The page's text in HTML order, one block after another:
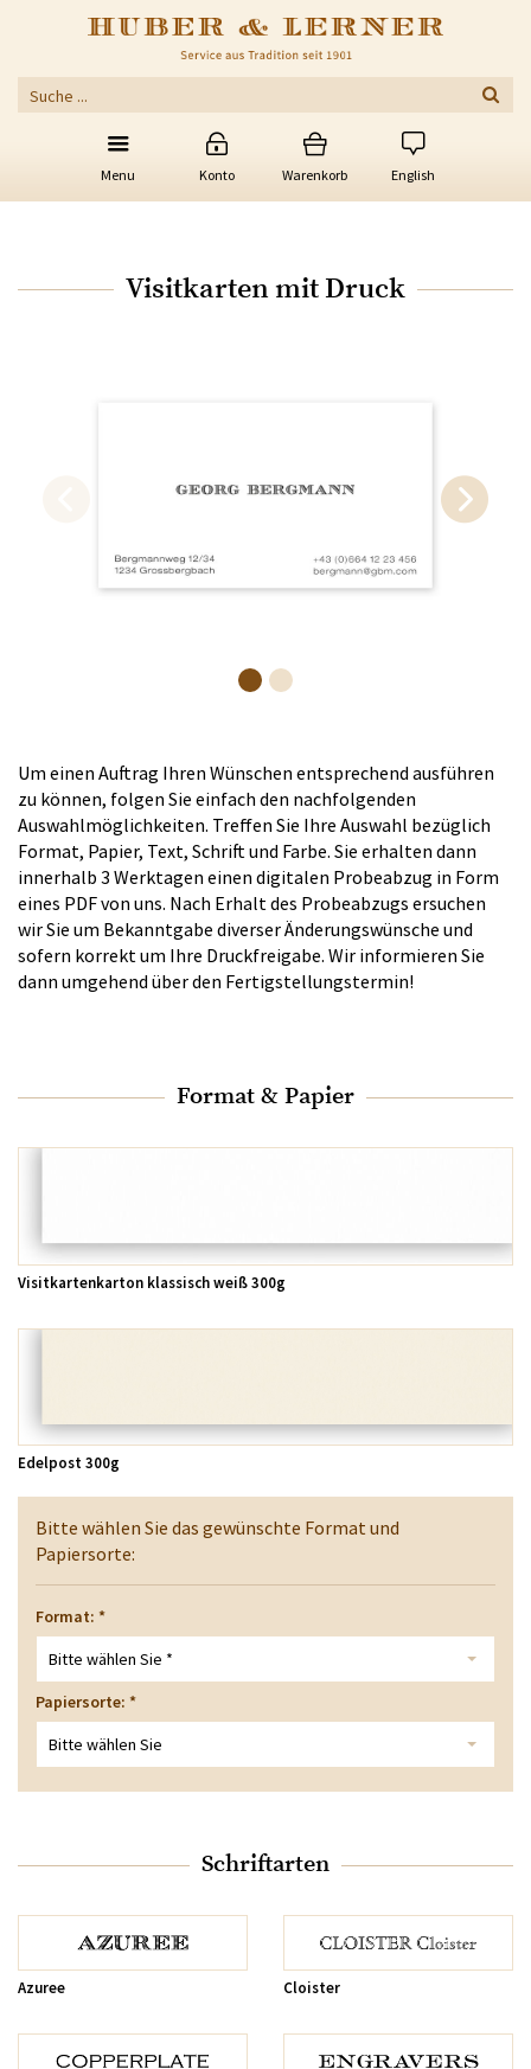
Menu Konto Warenkorb English
Visitkarten mit Druck
Um einen Auftrag Ihren Wünschen entsprechend ausführen
zu können, folgen Sie einfach den nachfolgenden
Auswahlmöglichkeiten. Treffen Sie Ihre Auswahl bezüglich
Format, Papier, Text, Schrift und Farbe. Sie erhalten dann
innerhalb 3 Werktagen einen digitalen Probeabzug in Form
eines PDF von uns. Nach Erhalt des Probeabzugs ersuchen
wir Sie um Bekanntgabe diverser Änderungswünsche und
sofern korrekt um Ihre Druckfreigabe. Wir informieren Sie
dann umgehend über den Fertigstellungstermin!
Format & Papier
Visitkartenkarton klassisch weiß 300g
Edelpost 300g
Bitte wählen Sie das gewünschte Format und
Papiersorte:
Format: *
Bitte wählen Sie *
Papiersorte: *
Bitte wählen Sie
Schriftarten
Azuree Cloister